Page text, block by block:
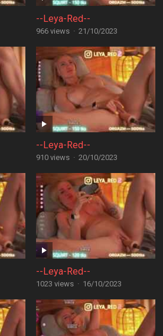
--Leya-Red--
966 views · 21/10/2023
--Leya-Red--
910 views · 20/10/2023
--Leya-Red--
1023 views · 16/10/2023